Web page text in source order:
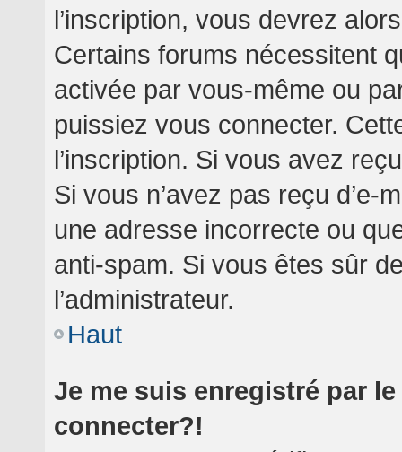
l’inscription, vous devrez
Certains forums nécessitent
activée par vous-même ou
puissiez vous connecter.
l’inscription. Si vous avez
Si vous n’avez pas reçu d’e-
une adresse incorrecte ou
anti-spam. Si vous êtes sûr
l’administrateur.
Haut
Je me suis enregistré par
connecter?!